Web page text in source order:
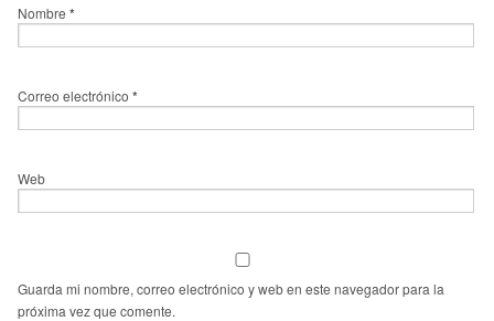
Nombre *
Correo electrónico *
Web
Guarda mi nombre, correo electrónico y web en este navegador para la
próxima vez que comente.